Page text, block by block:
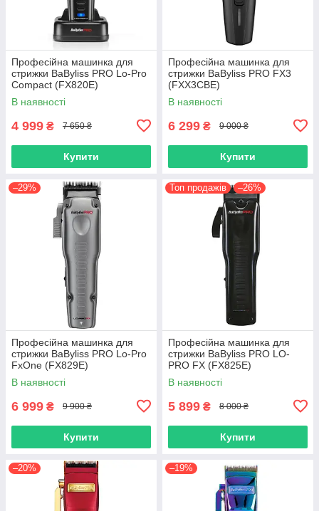
Професійна машинка для
стрижки BaByliss PRO Lo-Pro
Compact (FX820E)
В наявності
4 999 ₴ 7 650 ₴
Купити
Професійна машинка для
стрижки BaByliss PRO FX3
(FXX3CBE)
В наявності
6 299 ₴ 9 000 ₴
Купити
–29%
Професійна машинка для
стрижки BaByliss PRO Lo-Pro
FxOne (FX829E)
В наявності
6 999 ₴ 9 900 ₴
Купити
Топ продажів –26%
Професійна машинка для
стрижки BaByliss PRO LO-
PRO FX (FX825E)
В наявності
5 899 ₴ 8 000 ₴
Купити
–20% –19%